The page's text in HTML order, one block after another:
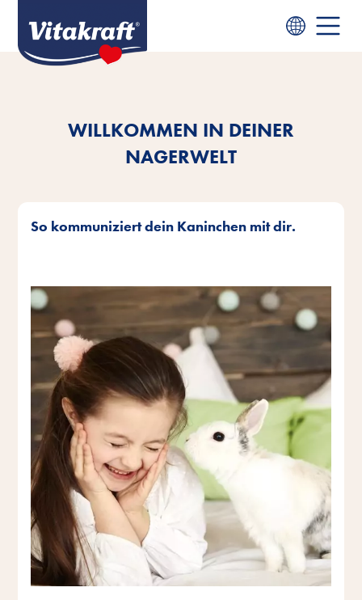
WILLKOMMEN IN DEINER
NAGERWELT
So kommuniziert dein Kaninchen mit dir.